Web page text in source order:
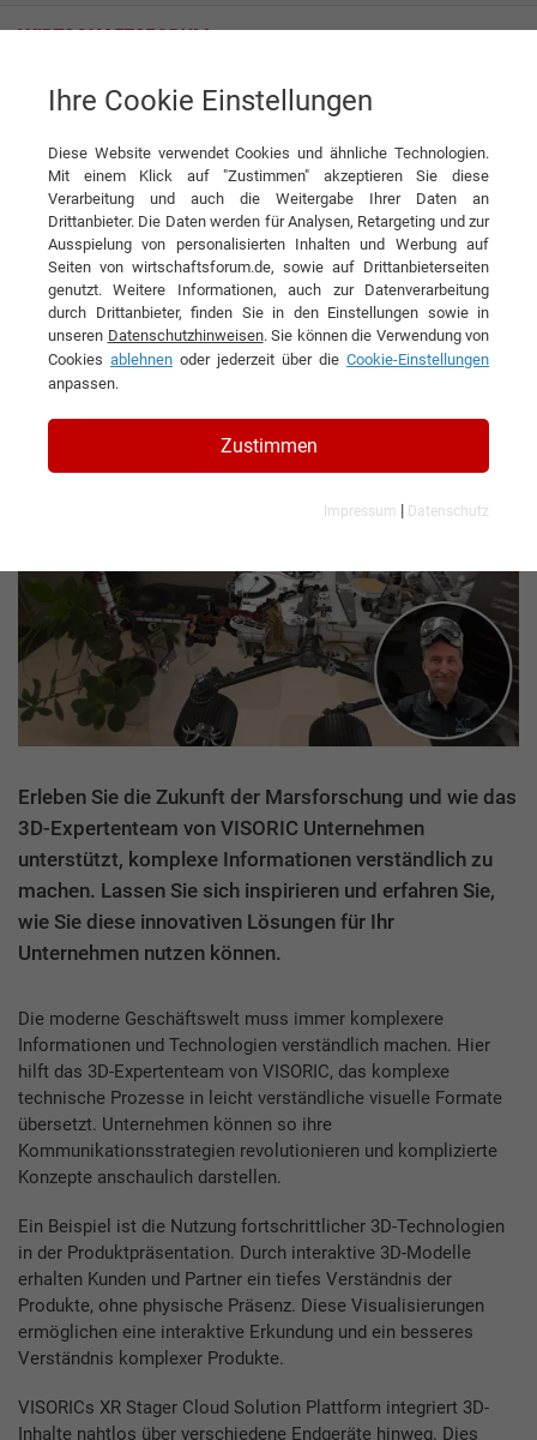
verstehen
News VISORIC GmbH
DIESEN ARTIKEL EMPFEHLEN
Komplexe Technik mit modernen
Augmented Reality Headsets
besser verstehen
Erleben Sie die Zukunft der Marsforschung und wie das
3D-Expertenteam von VISORIC Unternehmen
unterstützt, komplexe Informationen verständlich zu
machen. Lassen Sie sich inspirieren und erfahren Sie,
wie Sie diese innovativen Lösungen für Ihr
Unternehmen nutzen können.
Die moderne Geschäftswelt muss immer komplexere
Informationen und Technologien verständlich machen. Hier
hilft das 3D-Expertenteam von VISORIC, das komplexe
technische Prozesse in leicht verständliche visuelle Formate
übersetzt. Unternehmen können so ihre
Kommunikationsstrategien revolutionieren und komplizierte
Konzepte anschaulich darstellen.
Ein Beispiel ist die Nutzung fortschrittlicher 3D-Technologien
in der Produktpräsentation. Durch interaktive 3D-Modelle
erhalten Kunden und Partner ein tiefes Verständnis der
Produkte, ohne physische Präsenz. Diese Visualisierungen
ermöglichen eine interaktive Erkundung und ein besseres
Verständnis komplexer Produkte.
VISORICs XR Stager Cloud Solution Plattform integriert 3D-
Inhalte nahtlos über verschiedene Endgeräte hinweg. Dies
Ihre Cookie Einstellungen
Diese Website verwendet Cookies und ähnliche Technologien.
Mit einem Klick auf "Zustimmen" akzeptieren Sie diese
Verarbeitung und auch die Weitergabe Ihrer Daten an
Drittanbieter. Die Daten werden für Analysen, Retargeting und zur
Ausspielung von personalisierten Inhalten und Werbung auf
Seiten von wirtschaftsforum.de, sowie auf Drittanbieterseiten
genutzt. Weitere Informationen, auch zur Datenverarbeitung
durch Drittanbieter, finden Sie in den Einstellungen sowie in
unseren Datenschutzhinweisen. Sie können die Verwendung von
Cookies ablehnen oder jederzeit über die Cookie-Einstellungen
anpassen.
Zustimmen
Impressum | Datenschutz